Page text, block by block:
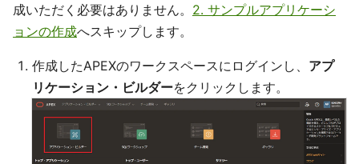
成いただく必要はありません。 2. サンプルアプリケーシ
ョンの作成へスキップします。
作成したAPEXのワークスペースにログインし、 アプ
リケーション・ビルダーをクリックします。